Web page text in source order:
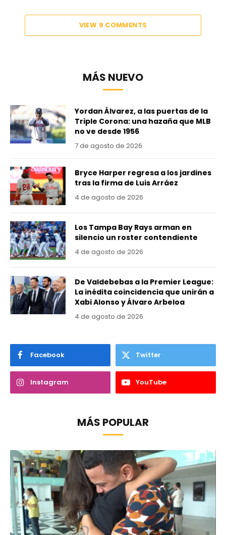
VIEW 9 COMMENTS
MÁS NUEVO
Yordan Álvarez, a las puertas de la
Triple Corona: una hazaña que MLB
no ve desde 1956
7 de agosto de 2026
Bryce Harper regresa a los jardines
tras la firma de Luis Arráez
4 de agosto de 2026
Los Tampa Bay Rays arman en
silencio un roster contendiente
4 de agosto de 2026
De Valdebebas a la Premier League:
La inédita coincidencia que unirán a
Xabi Alonso y Álvaro Arbeloa
4 de agosto de 2026
Facebook Twitter
Instagram YouTube
MÁS POPULAR